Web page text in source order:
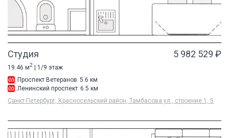
Студия 5 982 529 ₽
19.46 м2 | 1/9 этаж
Проспект Ветеранов 5.6 км
Ленинский проспект 6.5 км
Санкт-Петербург, Красносельский район, Тамбасова ул., строение 1, 5